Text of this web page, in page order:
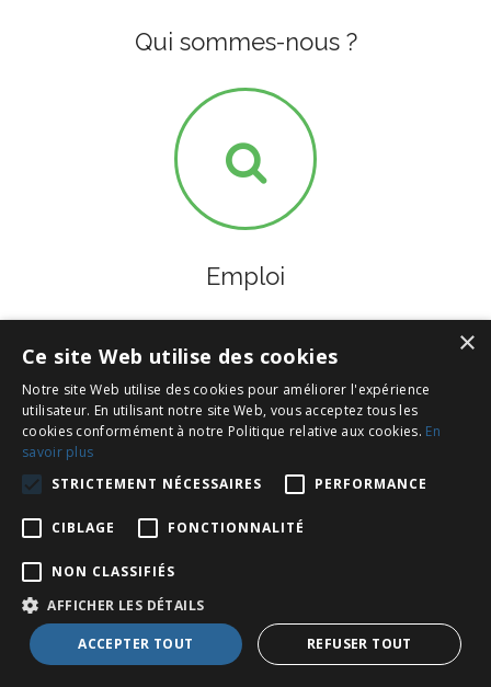
Qui sommes-nous ?
Emploi
Inscrivez-vous à notre Newsletter !
×
Ce site Web utilise des cookies
Notre site Web utilise des cookies pour améliorer l'expérience
utilisateur. En utilisant notre site Web, vous acceptez tous les
cookies conformément à notre Politique relative aux cookies. En
savoir plus
STRICTEMENT NÉCESSAIRES
PERFORMANCE
CIBLAGE FONCTIONNALITÉ
NON CLASSIFIÉS
AFFICHER LES DÉTAILS
ACCEPTER TOUT REFUSER TOUT